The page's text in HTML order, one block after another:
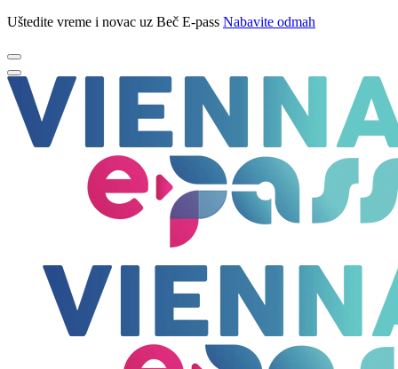
Uštedite vreme i novac uz Beč E-pass Nabavite odmah